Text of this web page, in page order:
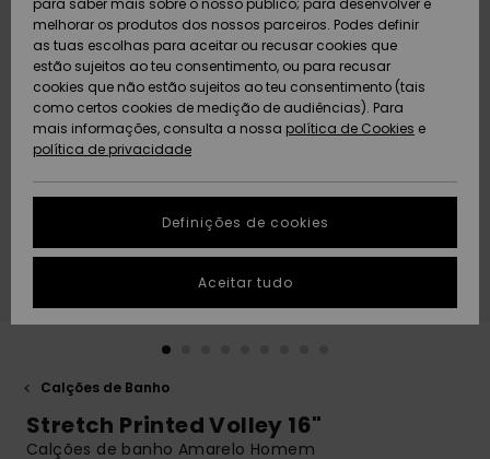
Snow
Artigos
recém-
chegados
Coleções
Neve
Artigos
recém-
chegados
Highlights
Highlights
Community
PROMO
AJUDA
Quiksilver
Freedom
Protecção de
dados
Guia de
tamanhos
conversa para
obteres a
resposta mais
conversa
SUSTAINABILITY
PRESENTE
DESEJO
Calções de Banho
Stretch Printed Volley 16"
Calções de banho Amarelo Homem
para saber mais sobre o nosso público; para desenvolver e
melhorar os produtos dos nossos parceiros. Podes definir
as tuas escolhas para aceitar ou recusar cookies que
estão sujeitos ao teu consentimento, ou para recusar
cookies que não estão sujeitos ao teu consentimento (tais
como certos cookies de medição de audiências). Para
mais informações, consulta a nossa política de Cookies e
política de privacidade
Definições de cookies
Aceitar tudo